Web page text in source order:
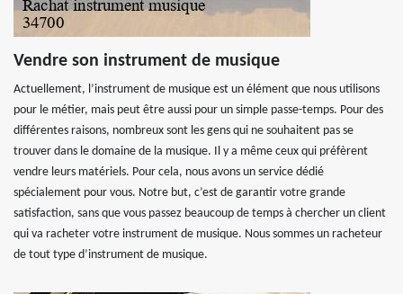
Vendre son instrument de musique
Actuellement, l’instrument de musique est un élément que nous utilisons
pour le métier, mais peut être aussi pour un simple passe-temps. Pour des
différentes raisons, nombreux sont les gens qui ne souhaitent pas se
trouver dans le domaine de la musique. Il y a même ceux qui préfèrent
vendre leurs matériels. Pour cela, nous avons un service dédié
spécialement pour vous. Notre but, c’est de garantir votre grande
satisfaction, sans que vous passez beaucoup de temps à chercher un client
qui va racheter votre instrument de musique. Nous sommes un racheteur
de tout type d’instrument de musique.